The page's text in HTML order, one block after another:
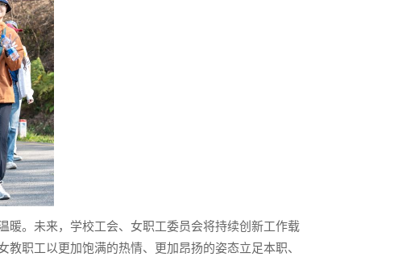
暖。未来，学校工会、女职工委员会将持续创新工作载
职工以更加饱满的热情、更加昂扬的姿态立足本职、